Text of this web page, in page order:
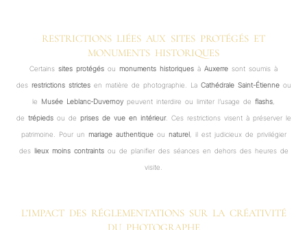
RESTRICTIONS LIÉES AUX SITES PROTÉGÉS ET
MONUMENTS HISTORIQUES
Certains sites protégés ou monuments historiques à Auxerre sont soumis à
des restrictions strictesen matière de photographie. La Cathédrale Saint-Étienneou
le Musée Leblanc-Duvernoy peuvent interdire ou limiter l’usage de flashs
de trépiedsou de prises de vue en intérieur. Ces restrictions visent à préserver le
patrimoine. Pour un mariage authentiqueou naturel, il est judicieux de privilégier
des lieux moins contraintsou de planifier des séances en dehors des heures de
visite.
L’IMPACT DES RÉGLEMENTATIONS SUR LA CRÉATIVITÉ
DU PHOTOGRAPHE